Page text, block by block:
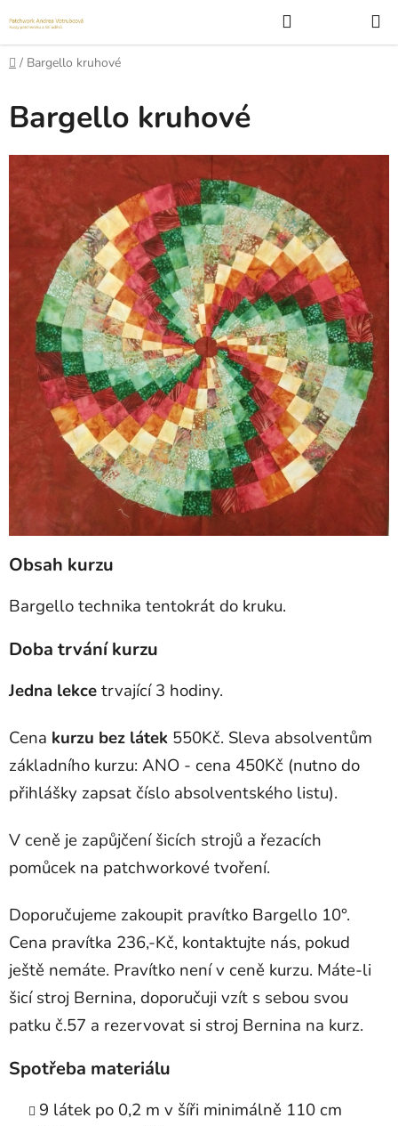
na
obsah
Domů
/ Bargello kruhové
Bargello kruhové
Obsah kurzu
Bargello technika tentokrát do kruku.
Doba trvání kurzu
Jedna lekcetrvající 3 hodiny.
Cena kurzu bez látek 550Kč. Sleva absolventům
základního kurzu: ANO - cena 450Kč (nutno do
přihlášky zapsat číslo absolventského listu).
V ceně je zapůjčení šicích strojů a řezacích
pomůcek na patchworkové tvoření.
Doporučujeme zakoupit pravítko Bargello 10°.
Cena pravítka 236,-Kč, kontaktujte nás, pokud
ještě nemáte. Pravítko není v ceně kurzu. Máte-li
šicí stroj Bernina, doporučuji vzít s sebou svou
patku č.57 a rezervovat si stroj Bernina na kurz.
Spotřeba materiálu
9 látek po 0,2 m v šíři minimálně 110 cm